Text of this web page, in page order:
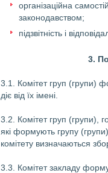
організаційна
законодавством;
підзвітність і
3.
3.1. Комітет груп (групи)
діє від їх імені.
3.2. Комітет груп (групи),
які формують групу
комітету визначаються
3.3. Комітет закладу